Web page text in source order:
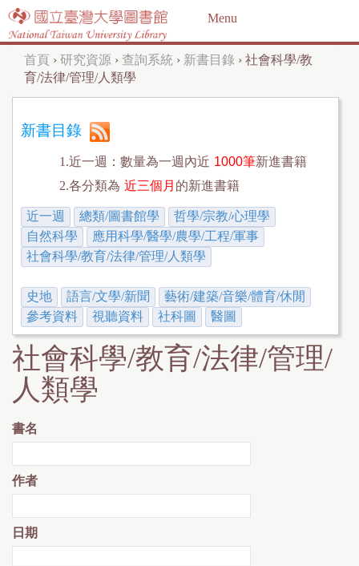
Jump to navigation
Menu
您
在
這
首頁 › 研究資源 › 查詢系統 › 新書目錄 › 社會科學/教
育/法律/管理/人類學
新書目錄
1.近一週：數量為一週內近 1000筆新進書籍
2.各分類為 近三個月 的新進書籍
近一週 總類/圖書館學
哲學/宗教/心理學
自然科學
應用科學/醫學/農學/工程/軍事
社會科學/教育/法律/管理/人類學
史地 語言/文學/新聞
藝術/建築/音樂/體育/休閒
參考資料
視聽資料 社科圖 醫圖
社會科學/教育/法律/管理/
人類學
書名
作者
日期